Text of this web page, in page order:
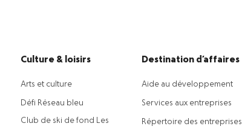
Culture & loisirs
Arts et culture
Défi Réseau bleu
Club de ski de fond Les
Destination d’affaires
Aide au développement
Services aux entreprises
Répertoire des entreprises